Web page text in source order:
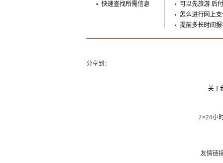
快速查找所需信息
可以先旅游 后
怎么进行网上
提前多长时间
分享到：
关于
7×24小
友情链